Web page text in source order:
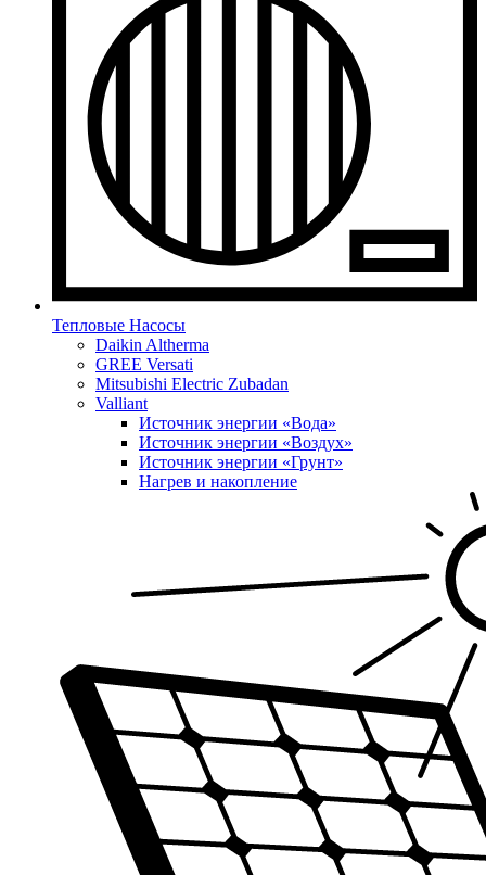
Тепловые Насосы
Daikin Altherma
GREE Versati
Mitsubishi Electric Zubadan
Valliant
Источник энергии «Вода»
Источник энергии «Воздух»
Источник энергии «Грунт»
Нагрев и накопление